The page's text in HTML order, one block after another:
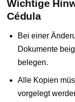
Wichtige
Cédula
Bei einer
Dokumente
belegen.
Alle Kopien
vorgelegt